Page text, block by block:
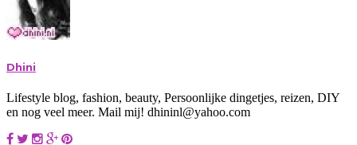
Dhini
Lifestyle blog, fashion, beauty, Persoonlijke dingetjes, reizen, DIY
en nog veel meer. Mail mij! dhininl@yahoo.com